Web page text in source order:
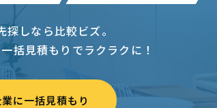
しなら比較ビズ。
括見積もりでラクラクに！
業に一括見積もり